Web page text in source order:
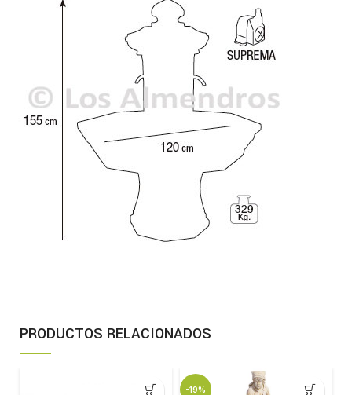
PRODUCTOS RELACIONADOS
-19%